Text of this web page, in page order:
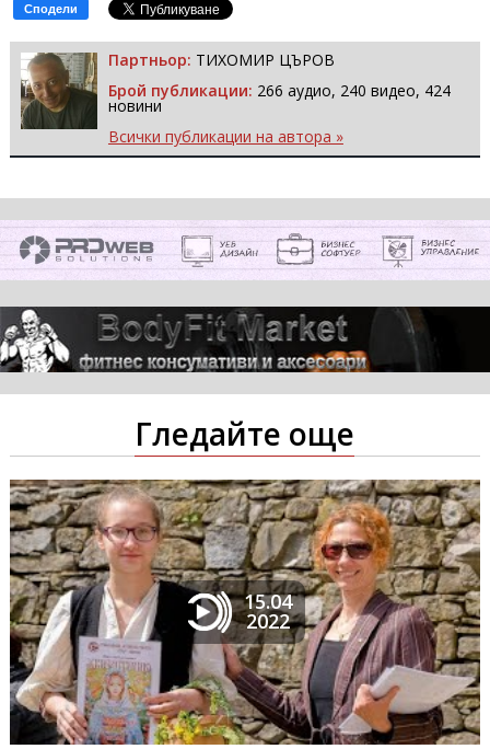
Сподели
Партньор: ТИХОМИР ЦЪРОВ
Брой публикации: 266 аудио, 240 видео, 424
новини
Всички публикации на автора »
Гледайте още
15.04
2022